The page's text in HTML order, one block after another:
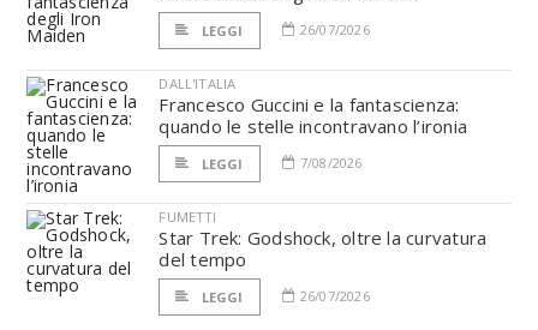
LEGGI 26/07/2026
DALL'ITALIA
Francesco Guccini e la fantascienza:
quando le stelle incontravano l’ironia
LEGGI 7/08/2026
FUMETTI
Star Trek: Godshock, oltre la curvatura
del tempo
LEGGI 26/07/2026